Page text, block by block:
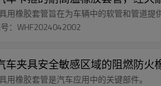
用橡胶套管旨在为车辆中的软管和管道提
：WHF2024042002
车夹具安全敏感区域的阻燃防火
用橡胶套管是汽车应用中的关键部件。